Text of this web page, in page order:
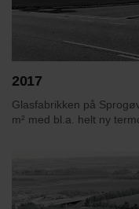
2017
Glasfabrikken på
m² med bl.a. helt ny